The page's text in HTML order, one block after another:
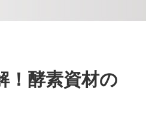
！酵素資材の